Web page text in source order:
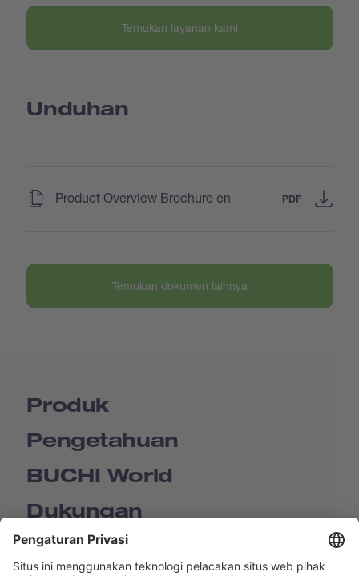
Temukan layanan kami
Unduhan
Product Overview Brochure en PDF
Temukan dokumen lainnya
Produk
Pengetahuan
BUCHI World
Dukungan
Shop